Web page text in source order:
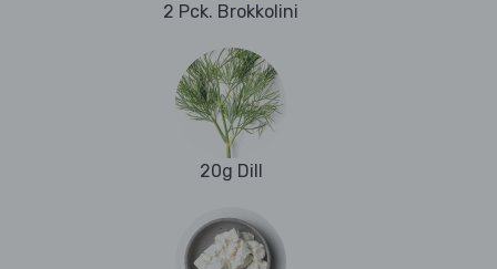
2 Pck. Brokkolini
20g Dill